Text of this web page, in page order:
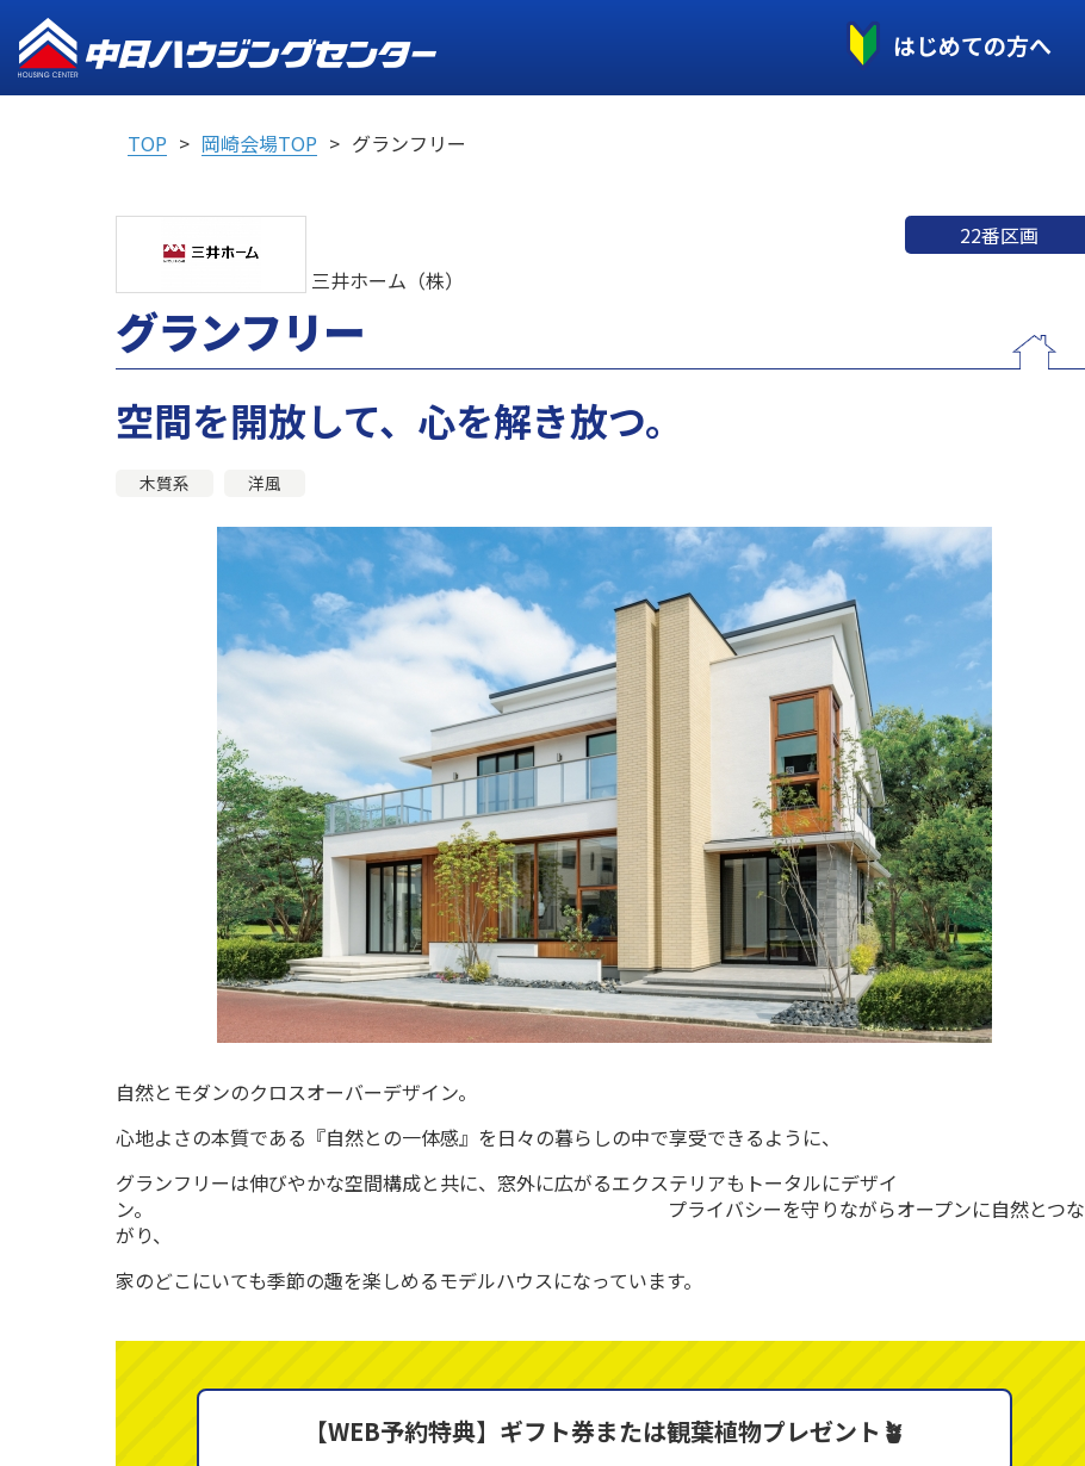
はじめての方へ
TOP 岡崎会場TOP グランフリー
三井ホーム（株）
22番区画
グランフリー
空間を開放して、心を解き放つ。
木質系 洋風
自然とモダンのクロスオーバーデザイン。
心地よさの本質である『自然との一体感』を日々の暮らしの中で享受できるように、
グランフリーは伸びやかな空間構成と共に、窓外に広がるエクステリアもトータルにデザイ
ン。 プライバシーを守りながらオープンに自然とつな
がり、
家のどこにいても季節の趣を楽しめるモデルハウスになっています。
【WEB予約特典】ギフト券または観葉植物プレゼント🪴